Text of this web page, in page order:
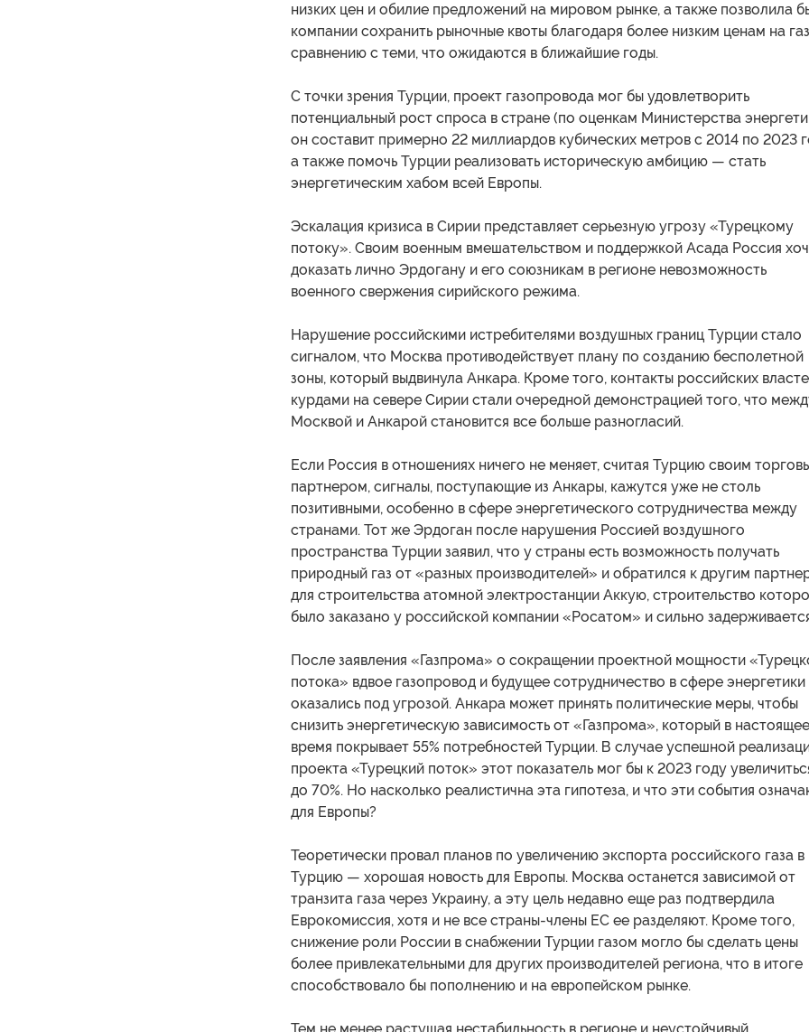
низких цен и обилие предложений на мировом рынке, а также позволила
компании сохранить рыночные квоты благодаря более низким ценам на
сравнению с теми, что ожидаются в ближайшие годы.
С точки зрения Турции, проект газопровода мог бы удовлетворить
потенциальный рост спроса в стране (по оценкам Министерства
он составит примерно 22 миллиардов кубических метров с 2014 по 2023
а также помочь Турции реализовать историческую амбицию — стать
энергетическим хабом всей Европы.
Эскалация кризиса в Сирии представляет серьезную угрозу «Турецкому
потоку». Своим военным вмешательством и поддержкой Асада Россия
доказать лично Эрдогану и его союзникам в регионе невозможность
военного свержения сирийского режима.
Нарушение российскими истребителями воздушных границ Турции стало
сигналом, что Москва противодействует плану по созданию бесполетной
зоны, который выдвинула Анкара. Кроме того, контакты российских
курдами на севере Сирии стали очередной демонстрацией того, что
Москвой и Анкарой становится все больше разногласий.
Если Россия в отношениях ничего не меняет, считая Турцию своим
партнером, сигналы, поступающие из Анкары, кажутся уже не столь
позитивными, особенно в сфере энергетического сотрудничества между
странами. Тот же Эрдоган после нарушения Россией воздушного
пространства Турции заявил, что у страны есть возможность получать
природный газ от «разных производителей» и обратился к другим
для строительства атомной электростанции Аккую, строительство
было заказано у российской компании «Росатом» и сильно
После заявления «Газпрома» о сокращении проектной мощности
потока» вдвое газопровод и будущее сотрудничество в сфере энергетики
оказались под угрозой. Анкара может принять политические меры, чтобы
снизить энергетическую зависимость от «Газпрома», который в настоящее
время покрывает 55% потребностей Турции. В случае успешной
проекта «Турецкий поток» этот показатель мог бы к 2023 году
до 70%. Но насколько реалистична эта гипотеза, и что эти события
для Европы?
Теоретически провал планов по увеличению экспорта российского газа в
Турцию — хорошая новость для Европы. Москва останется зависимой от
транзита газа через Украину, а эту цель недавно еще раз подтвердила
Еврокомиссия, хотя и не все страны-члены ЕС ее разделяют. Кроме того,
снижение роли России в снабжении Турции газом могло бы сделать цены
более привлекательными для других производителей региона, что в итоге
способствовало бы пополнению и на европейском рынке.